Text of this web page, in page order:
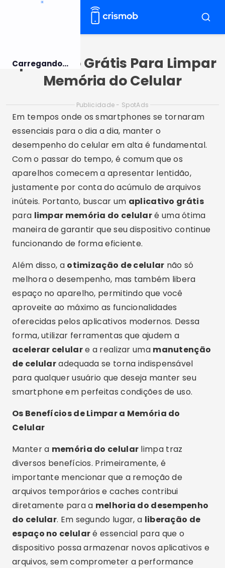
Carregando...
Aplicativo Grátis Para Limpar
Memória do Celular
Publicidade - SpotAds
Em tempos onde os smartphones se tornaram
essenciais para o dia a dia, manter o
desempenho do celular em alta é fundamental.
Com o passar do tempo, é comum que os
aparelhos comecem a apresentar lentidão,
justamente por conta do acúmulo de arquivos
inúteis. Portanto, buscar um aplicativo grátis
para limpar memória do celularé uma ótima
maneira de garantir que seu dispositivo continue
funcionando de forma eficiente.
Além disso, a otimização de celular não só
melhora o desempenho, mas também libera
espaço no aparelho, permitindo que você
aproveite ao máximo as funcionalidades
oferecidas pelos aplicativos modernos. Dessa
forma, utilizar ferramentas que ajudem a
acelerar celulare a realizar uma manutenção
de celularadequada se torna indispensável
para qualquer usuário que deseja manter seu
smartphone em perfeitas condições de uso.
Os Benefícios de Limpar a Memória do
Celular
Manter a memória do celular limpa traz
diversos benefícios. Primeiramente, é
importante mencionar que a remoção de
arquivos temporários e caches contribui
diretamente para a melhoria do desempenho
do celular. Em segundo lugar, a liberação de
espaço no celularé essencial para que o
dispositivo possa armazenar novos aplicativos e
arquivos, sem comprometer a performance